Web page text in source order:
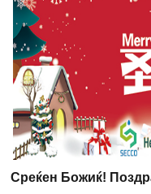
Среќен Божиќ!